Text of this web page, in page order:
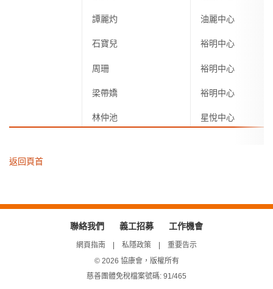
譚麗灼
石寶兒
周珊
梁帶嬌
林仲池
油麗中心
裕明中心
裕明中心
裕明中心
星悅中心
返回頁首
聯絡我們 義工招募 工作機會
網頁指南 私隱政策
重要告示
© 2026 協康會，版權所有
慈善團體免稅檔案號碼: 91/465